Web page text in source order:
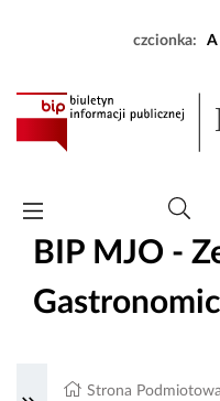
czcionka: A
BIP MJO -
Strona Podmiotowa